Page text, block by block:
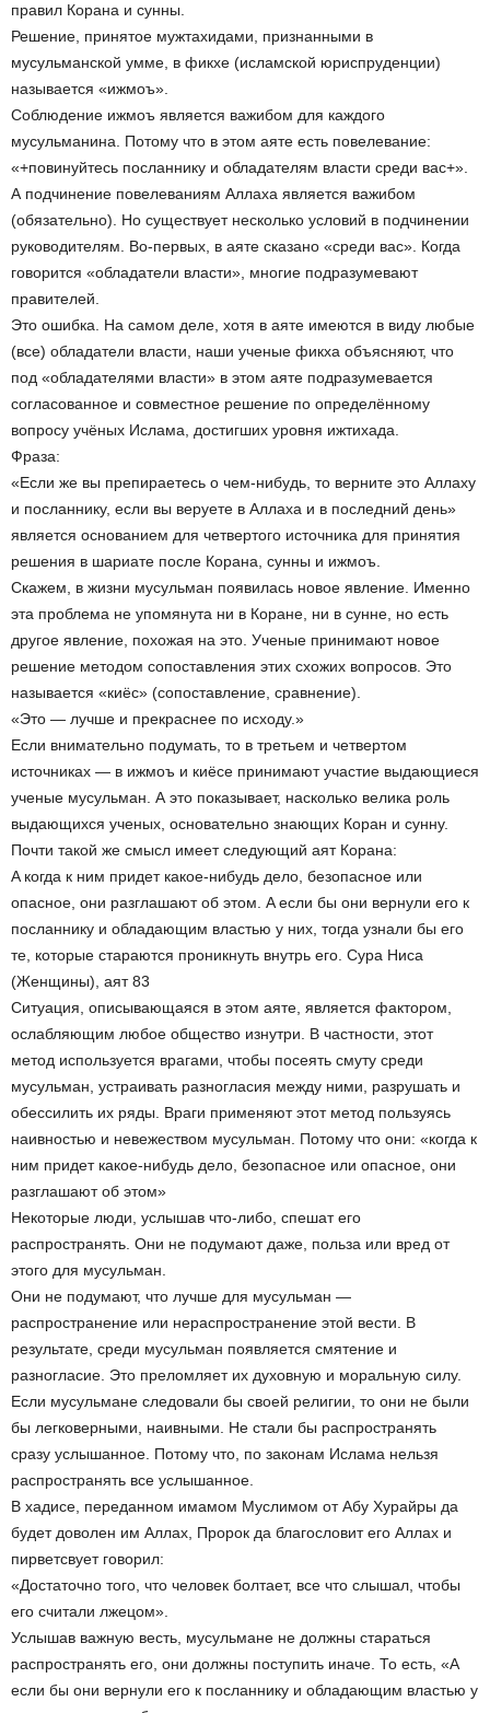
правил Корана и сунны.
Решение, принятое мужтахидами, признанными в
мусульманской умме, в фикхе (исламской юриспруденции)
называется «ижмоъ».
Соблюдение ижмоъ является важибом для каждого
мусульманина. Потому что в этом аяте есть повелевание:
«+повинуйтесь посланнику и обладателям власти среди вас+».
А подчинение повелеваниям Аллаха является важибом
(обязательно). Но существует несколько условий в подчинении
руководителям. Во-первых, в аяте сказано «среди вас». Когда
говорится «обладатели власти», многие подразумевают
правителей.
Это ошибка. На самом деле, хотя в аяте имеются в виду любые
(все) обладатели власти, наши ученые фикха объясняют, что
под «обладателями власти» в этом аяте подразумевается
согласованное и совместное решение по определённому
вопросу учёных Ислама, достигших уровня ижтихада.
Фраза:
«Если же вы препираетесь о чем-нибудь, то верните это Аллаху
и посланнику, если вы веруете в Аллаха и в последний день»
является основанием для четвертого источника для принятия
решения в шариате после Корана, сунны и ижмоъ.
Скажем, в жизни мусульман появилась новое явление. Именно
эта проблема не упомянута ни в Коране, ни в сунне, но есть
другое явление, похожая на это. Ученые принимают новое
решение методом сопоставления этих схожих вопросов. Это
называется «киёс» (сопоставление, сравнение).
«Это — лучше и прекраснее по исходу.»
Если внимательно подумать, то в третьем и четвертом
источниках — в ижмоъ и киёсе принимают участие выдающиеся
ученые мусульман. А это показывает, насколько велика роль
выдающихся ученых, основательно знающих Коран и сунну.
Почти такой же смысл имеет следующий аят Корана:
A когда к ним придет какое-нибудь дело, безопасное или
опасное, они разглашают об этом. A если бы они вернули его к
посланнику и обладающим властью y них, тогда узнали бы его
те, которые стараются проникнуть внутрь его. Сура Ниса
(Женщины), аят 83
Ситуация, описывающаяся в этом аяте, является фактором,
ослабляющим любое общество изнутри. В частности, этот
метод используется врагами, чтобы посеять смуту среди
мусульман, устраивать разногласия между ними, разрушать и
обессилить их ряды. Враги применяют этот метод пользуясь
наивностью и невежеством мусульман. Потому что они: «когда к
ним придет какое-нибудь дело, безопасное или опасное, они
разглашают об этом»
Некоторые люди, услышав что-либо, спешат его
распространять. Они не подумают даже, польза или вред от
этого для мусульман.
Они не подумают, что лучше для мусульман —
распространение или нераспространение этой вести. В
результате, среди мусульман появляется смятение и
разногласие. Это преломляет их духовную и моральную силу.
Если мусульмане следовали бы своей религии, то они не были
бы легковерными, наивными. Не стали бы распространять
сразу услышанное. Потому что, по законам Ислама нельзя
распространять все услышанное.
В хадисе, переданном имамом Муслимом от Абу Хурайры да
будет доволен им Аллах, Пророк да благословит его Аллах и
пирветсвует говорил:
«Достаточно того, что человек болтает, все что слышал, чтобы
его считали лжецом».
Услышав важную весть, мусульмане не должны стараться
распространять его, они должны поступить иначе. То есть, «A
если бы они вернули его к посланнику и обладающим властью y